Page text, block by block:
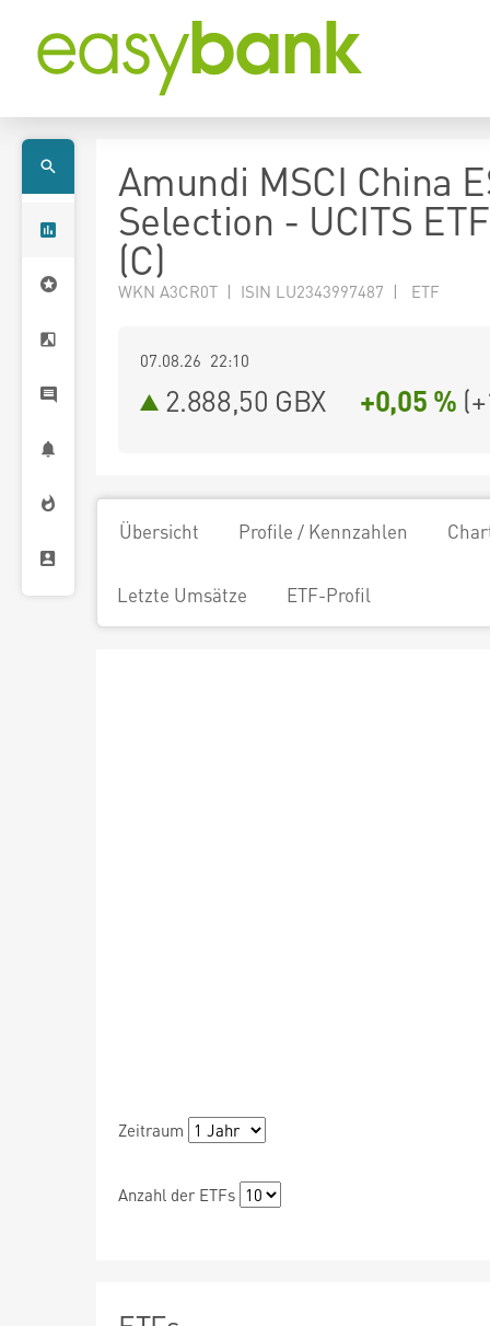
Amundi MSCI China
Selection - UCITS
(C)
WKN A3CR0T | ISIN LU2343997487 | ETF
07.08.26 22:10
2.888,50 GBX +0,05 % (
Übersicht Profile / Kennzahlen
Letzte Umsätze ETF-Profil
Zeitraum
Anzahl der ETFs